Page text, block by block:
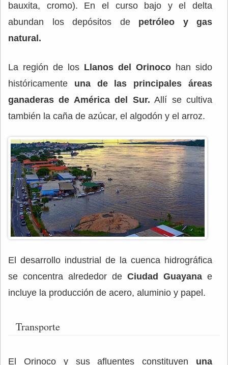
bauxita, cromo). En el curso bajo y el delta
abundan los depósitos de petróleo y gas
natural.
La región de los Llanos del Orinoco han sido
históricamente una de las principales áreas
ganaderas de América del Sur. Allí se cultiva
también la caña de azúcar, el algodón y el arroz.
El desarrollo industrial de la cuenca hidrográfica
se concentra alrededor de Ciudad Guayana e
incluye la producción de acero, aluminio y papel.
Transporte
El Orinoco y sus afluentes constituyen una